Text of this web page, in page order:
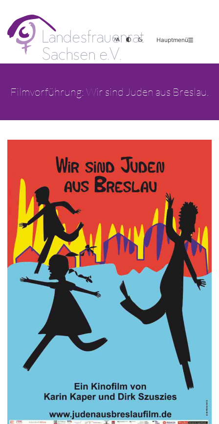
Hauptmenü
Filmvorführung: Wir sind Juden aus Breslau.